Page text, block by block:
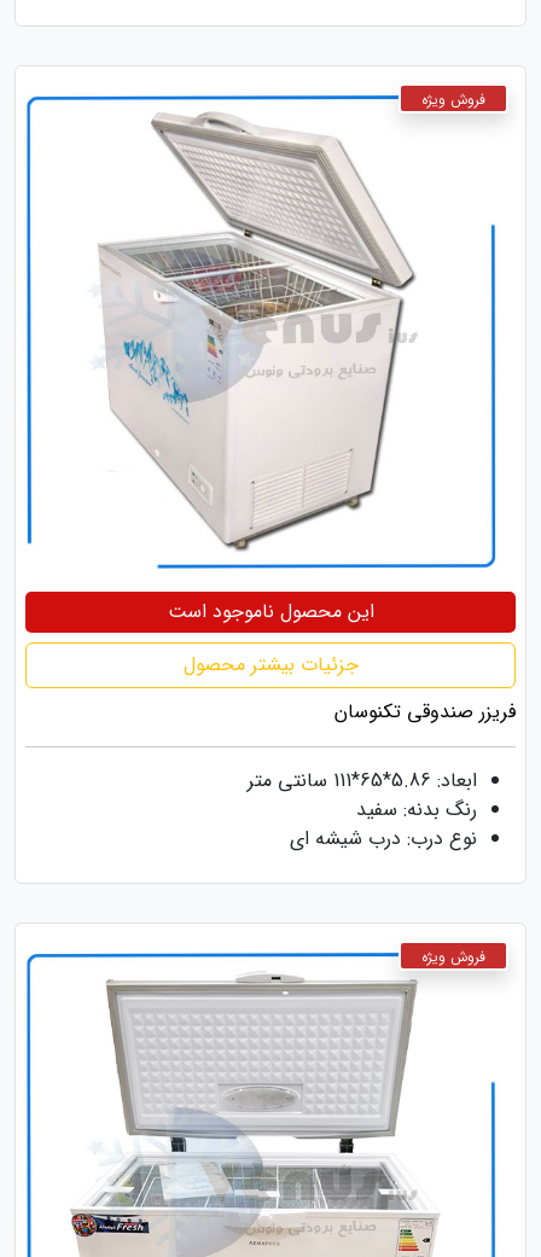
این محصول ناموجود است
جزئیات بیشتر محصول
فریزر صندوقی تکنوسان
ابعاد: 5.86*65*111 سانتی متر
رنگ بدنه: سفید
نوع درب: درب شیشه ای